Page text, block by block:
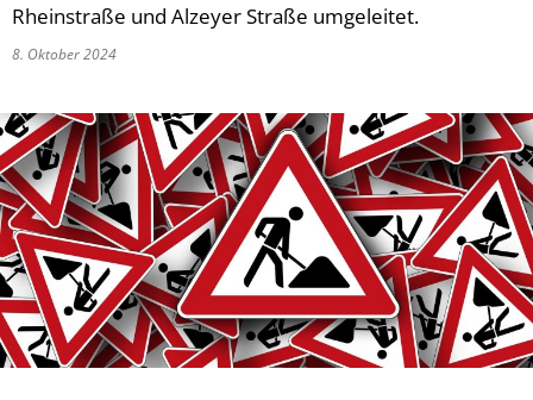
Rheinstraße und Alzeyer Straße umgeleitet.
8. Oktober 2024